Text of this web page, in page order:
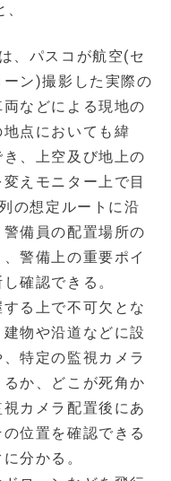
、パスコが航空(セ
ン)撮影した実際の
などによる現地の
点においても緯
、上空及び地上の
えモニター上で目
の想定ルートに沿
備員の配置場所の
警備上の重要ポイ
確認できる。
る上で不可欠とな
物や沿道などに設
特定の監視カメラ
か、どこが死角か
カメラ配置後にあ
位置を確認できる
分かる。